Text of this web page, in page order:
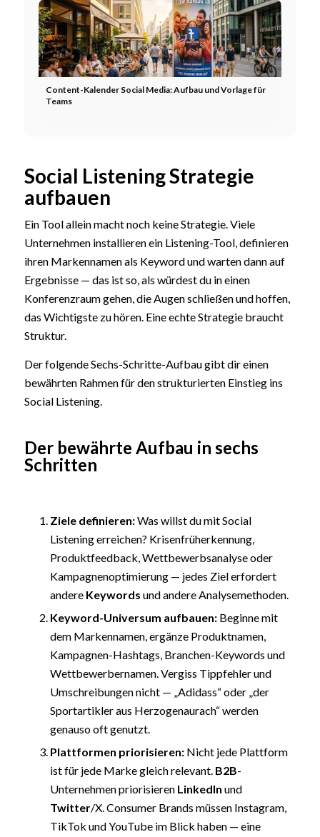
Content-Kalender Social Media: Aufbau und Vorlage für
Teams
Social Listening Strategie
aufbauen
Ein Tool allein macht noch keine Strategie. Viele
Unternehmen installieren ein Listening-Tool, definieren
ihren Markennamen als Keyword und warten dann auf
Ergebnisse — das ist so, als würdest du in einen
Konferenzraum gehen, die Augen schließen und hoffen,
das Wichtigste zu hören. Eine echte Strategie braucht
Struktur.
Der folgende Sechs-Schritte-Aufbau gibt dir einen
bewährten Rahmen für den strukturierten Einstieg ins
Social Listening.
Der bewährte Aufbau in sechs
Schritten
Ziele definieren:Was willst du mit Social
Listening erreichen? Krisenfrüherkennung,
Produktfeedback, Wettbewerbsanalyse oder
Kampagnenoptimierung — jedes Ziel erfordert
andere Keywords und andere Analysemethoden.
Keyword-Universum aufbauen:Beginne mit
dem Markennamen, ergänze Produktnamen,
Kampagnen-Hashtags, Branchen-Keywords und
Wettbewerbernamen. Vergiss Tippfehler und
Umschreibungen nicht — „Adidass“ oder „der
Sportartikler aus Herzogenaurach“ werden
genauso oft genutzt.
Plattformen priorisieren:Nicht jede Plattform
ist für jede Marke gleich relevant. B2B-
Unternehmen priorisieren LinkedIn und
Twitter/X. Consumer Brands müssen Instagram,
TikTok und YouTube im Blick haben — eine